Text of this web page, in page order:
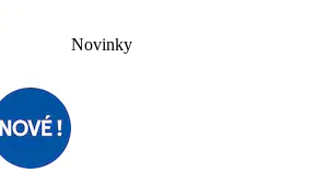
Novinky